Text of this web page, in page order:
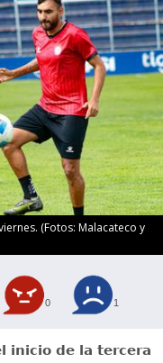
(Fotos: Malacateco y
0 1
inicio de la tercera